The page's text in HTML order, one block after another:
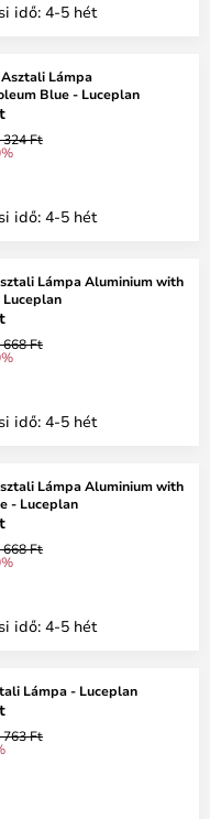
idő: 4-5 hét
Lámpa
Blue - Luceplan
324 Ft
idő: 4-5 hét
Lámpa Aluminium with
Luceplan
668 Ft
idő: 4-5 hét
Lámpa Aluminium with
- Luceplan
668 Ft
idő: 4-5 hét
Lámpa - Luceplan
763 Ft